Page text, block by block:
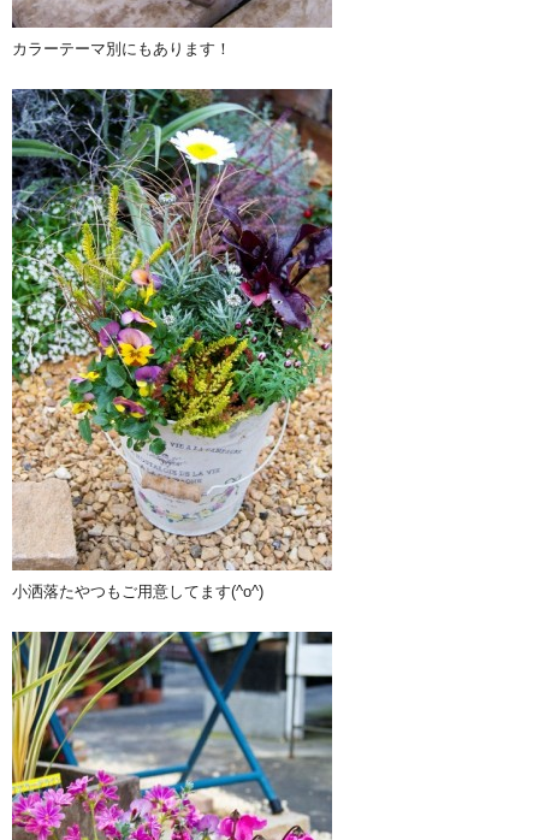
カラーテーマ別にもあります！
小洒落たやつもご用意してます(^o^)ゞ